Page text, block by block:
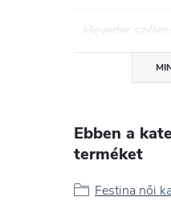
Heveder
Ebben a
terméket
Festina női